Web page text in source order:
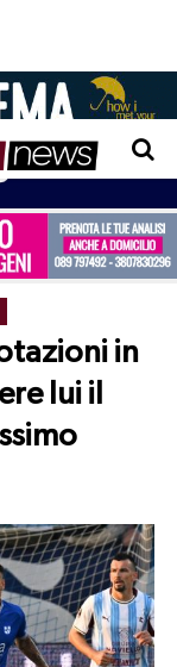
in
lui il